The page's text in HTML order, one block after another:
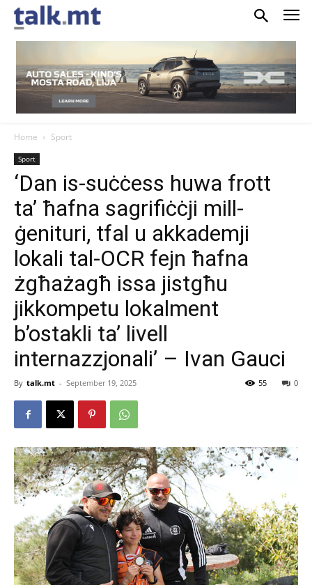
Home Sport
Sport
‘Dan is-suċċess huwa frott
ta’ ħafna sagrifiċċji mill-
ġenituri, tfal u akkademji
lokali tal-OCR fejn ħafna
żgħażagħ issa jistgħu
jikkompetu lokalment
b’ostakli ta’ livell
internazzjonali’ – Ivan Gauci
By talk.mt - September 19, 2025 0
55